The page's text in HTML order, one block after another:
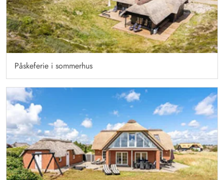
Påskeferie i sommerhus